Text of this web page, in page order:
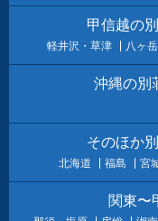
甲信越の
軽井沢・草津 八ヶ
沖縄の別
そのほか
北海道 福島 宮
関東〜